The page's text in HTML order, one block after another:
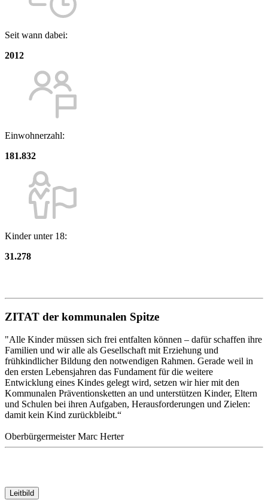
Seit wann dabei:
2012
Einwohnerzahl:
181.832
Kinder unter 18:
31.278
ZITAT der kommunalen Spitze
"Alle Kinder müssen sich frei entfalten können – dafür schaffen ihre
Familien und wir alle als Gesellschaft mit Erziehung und
frühkindlicher Bildung den notwendigen Rahmen. Gerade weil in
den ersten Lebensjahren das Fundament für die weitere
Entwicklung eines Kindes gelegt wird, setzen wir hier mit den
Kommunalen Präventionsketten an und unterstützen Kinder, Eltern
und Schulen bei ihren Aufgaben, Herausforderungen und Zielen:
damit kein Kind zurückbleibt.“
Oberbürgermeister Marc Herter
Leitbild